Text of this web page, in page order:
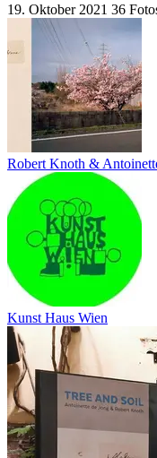
19. Oktober 2021 36
Robert Knoth &
Kunst Haus Wien